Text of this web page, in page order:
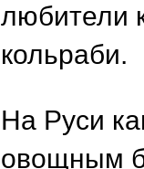
любители
кольраби.
На Руси
овощным